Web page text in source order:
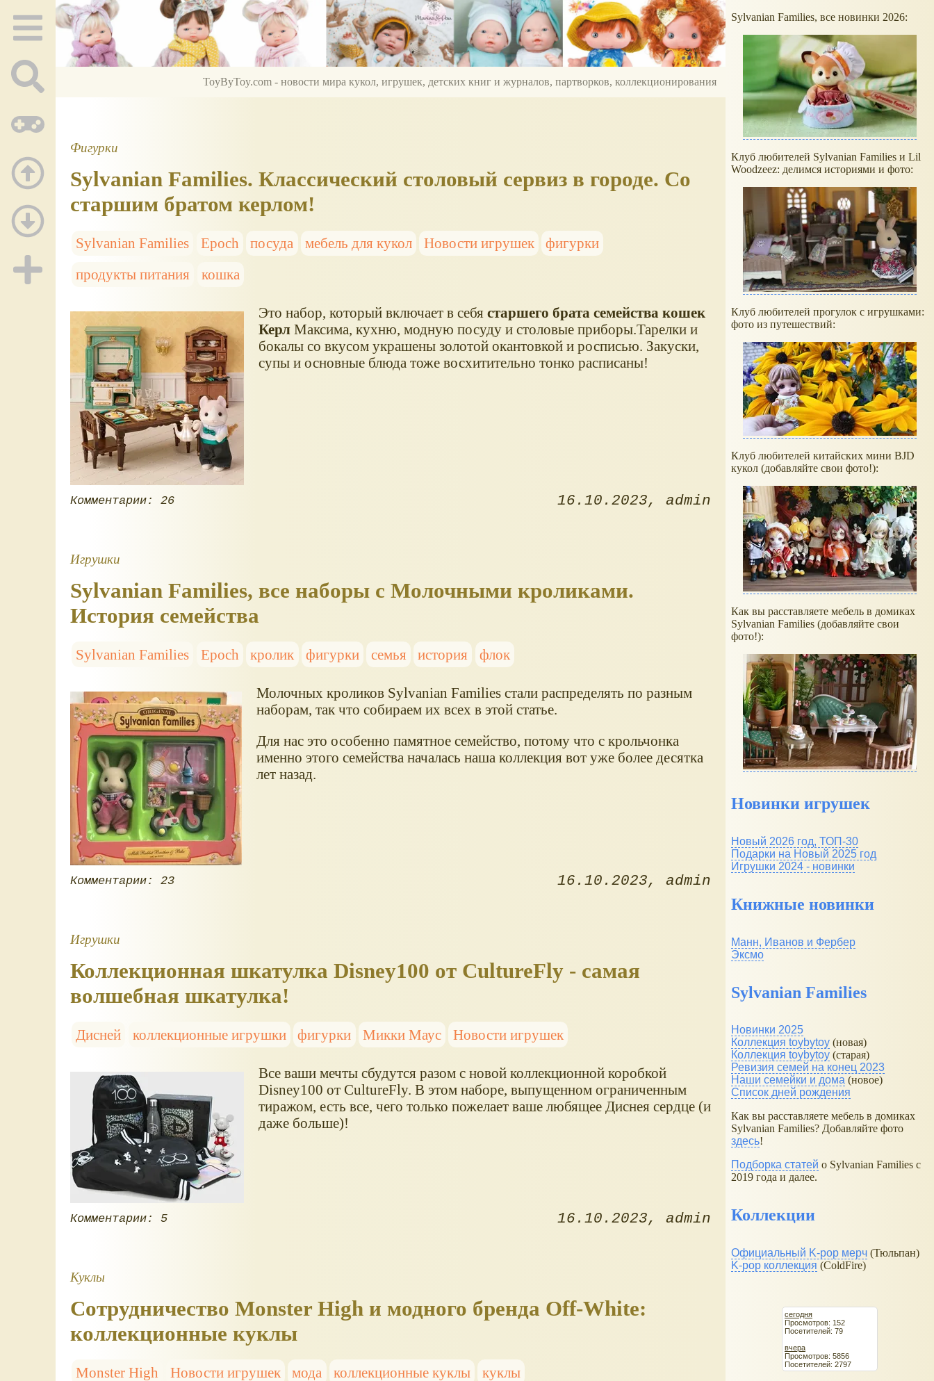
ToyByToy.com - новости мира кукол, игрушек, детских книг и журналов, партворков, коллекционирования
Фигурки
Sylvanian Families. Классический столовый сервиз в городе. Со
старшим братом керлом!
Sylvanian Families Epoch посуда мебель для кукол Новости игрушек
фигурки
продукты питания
кошка
Это набор, который включает в себя старшего брата семейства кошек
КерлМаксима, кухню, модную посуду и столовые приборы.Тарелки и
бокалы со вкусом украшены золотой окантовкой и росписью. Закуски,
супы и основные блюда тоже восхитительно тонко расписаны!
Комментарии: 26 16.10.2023 admin
Игрушки
Sylvanian Families, все наборы с Молочными кроликами.
История семейства
Sylvanian Families Epoch кролик фигурки семья история флок
Молочных кроликов Sylvanian Families стали распределять по разным
наборам, так что собираем их всех в этой статье.
Для нас это особенно памятное семейство, потому что с крольчонка
именно этого семейства началась наша коллекция вот уже более десятка
лет назад.
Комментарии: 23 16.10.2023 admin
Игрушки
Коллекционная шкатулка Disney100 от CultureFly - самая
волшебная шкатулка!
Дисней коллекционные игрушки фигурки Микки Маус Новости игрушек
Все ваши мечты сбудутся разом с новой коллекционной коробкой
Disney100 от CultureFly. В этом наборе, выпущенном ограниченным
тиражом, есть все, чего только пожелает ваше любящее Диснея сердце (и
даже больше)!
Комментарии: 5 16.10.2023 admin
Куклы
Сотрудничество Monster High и модного бренда Off-White:
коллекционные куклы
Monster High Новости игрушек мода коллекционные куклы куклы
Sylvanian Families, все новинки 2026:
Клуб любителей Sylvanian Families и Lil
Woodzeez: делимся историями и фото:
Клуб любителей прогулок с игрушками:
фото из путешествий:
Клуб любителей китайских мини BJD
кукол (добавляйте свои фото!):
Как вы расставляете мебель в домиках
Sylvanian Families (добавляйте свои
фото!):
Новинки игрушек
Новый 2026 год, ТОП-30
Подарки на Новый 2025 год
Игрушки 2024 - новинки
Книжные новинки
Манн, Иванов и Фербер
Эксмо
Sylvanian Families
Новинки 2025
Коллекция toybytoy (новая)
Коллекция toybytoy (старая)
Ревизия семей на конец 2023
Наши семейки и дома (новое)
Список дней рождения
Как вы расставляете мебель в домиках
Sylvanian Families? Добавляйте фото
здесь!
Подборка статей о Sylvanian Families с
2019 года и далее.
Коллекции
Официальный K-pop мерч (Тюльпан)
K-pop коллекция (ColdFire)
сегодня
Просмотров: 152
Посетителей: 79
вчера
Просмотров: 5856
Посетителей: 2797